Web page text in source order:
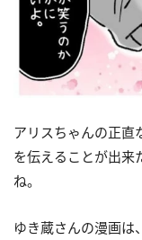
アリスちゃんの正直
を伝えることが出来
ね。
ゆき蔵さんの漫画